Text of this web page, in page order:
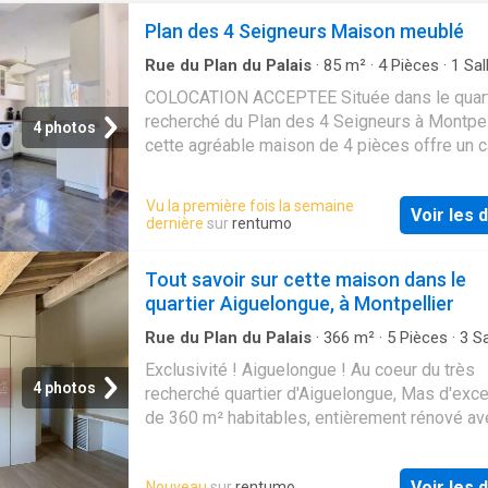
4 photos
Plan des 4 Seigneurs Maison meublé
Rue du Plan du Palais · 85 m² · 4Pièces · 1
COLOCATION ACCEPTEE Située dans le
recherché du Plan des 4 Seigneurs à
cette agréable maison de 4 pièces offre un
couple en quête de confort et de tranquillité.
superficie généreuse, elle se compose d’un
lumineux ouvrant sur l’extérieur, d’une cuisine
bains. Les espaces sont bien agencés et
une belle luminosité tout au long de la
l’extérieur, vous profiterez d’un jardin privatif,
pour les moments de détente ou les repas en
air. La maison dispose également de places
stationnement. Le secteur du Plan des 4
est particulièrement apprécié pour sa
transports, tout en conservant un
Vu la première fois la semaine
dernière surrentumo Voir les
4 photos
Tout savoir sur cette maison dans le
quartier Aiguelongue, à Montpellier
Rue du Plan du Palais · 366 m² · 5 Pièces · 3
Piscine
Exclusivité ! Aiguelongue ! Au coeur du très
recherché quartier d'Aiguelongue, Mas
de 360 m² habitables, entièrement rénové
de 1 250 m² avec piscine. Propriété de